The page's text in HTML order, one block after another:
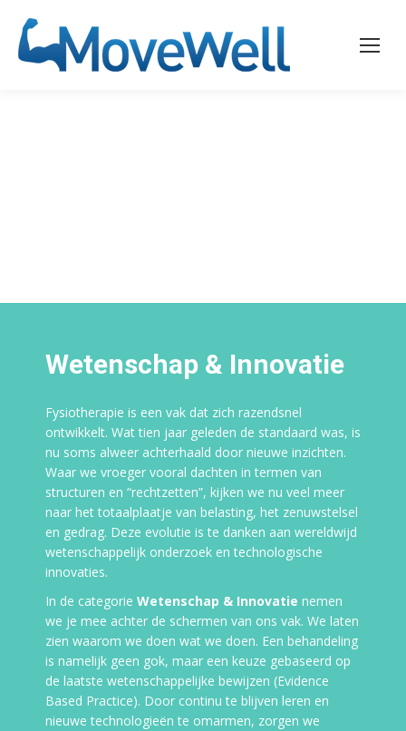
Wetenschap & Innovatie
Fysiotherapie is een vak dat zich razendsnel
ontwikkelt. Wat tien jaar geleden de standaard was, is
nu soms alweer achterhaald door nieuwe inzichten.
Waar we vroeger vooral dachten in termen van
structuren en “rechtzetten”, kijken we nu veel meer
naar het totaalplaatje van belasting, het zenuwstelsel
en gedrag. Deze evolutie is te danken aan wereldwijd
wetenschappelijk onderzoek en technologische
innovaties.
In de categorie Wetenschap & Innovatie nemen
we je mee achter de schermen van ons vak. We laten
zien waarom we doen wat we doen. Een behandeling
is namelijk geen gok, maar een keuze gebaseerd op
de laatste wetenschappelijke bewijzen (Evidence
Based Practice). Door continu te blijven leren en
nieuwe technologieën te omarmen, zorgen we